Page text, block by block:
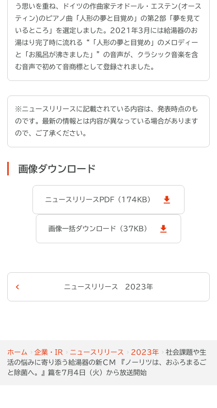
ホーム 企業・IR ニュースリリース 2023年
社会課題や生
活の悩みに寄り添う給湯器の新ＣＭ 『ノーリツは、おふろまるご
と除菌へ。』篇を7月4日（火）から放送開始
う思いを重ね、ドイツの作曲家テオドール・エステン ( オース
ティン ) のピアノ曲「人形の夢と目覚め」の第2部「夢を見て
いるところ」を選定しました。 2021 年3 月には給湯器のお
湯はり完了時に流れる“「人形の夢と目覚め」のメロディー
と「お風呂が沸きました」”の音声が、クラシック音楽を含
む音声で初めて音商標として登録されました。
※ニュースリリースに記載されている内容は、発表時点のも
のです。最新の情報とは内容が異なっている場合があります
ので、ご了承ください。
画像ダウンロード
ニュースリリースPDF（174KB）
画像一括ダウンロード（37KB）
ニュースリリース 2023年